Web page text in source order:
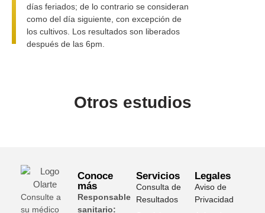
días feriados; de lo contrario se consideran
como del día siguiente, con excepción de
los cultivos. Los resultados son liberados
después de las 6pm.
Otros estudios
Consulte a
su médico
Conoce
más
Responsable
sanitario:
Servicios
Consulta de
Resultados
Legales
Aviso de
Privacidad